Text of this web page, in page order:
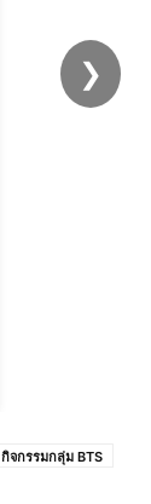
❯
กิจกรรมกลุ่ม BTS